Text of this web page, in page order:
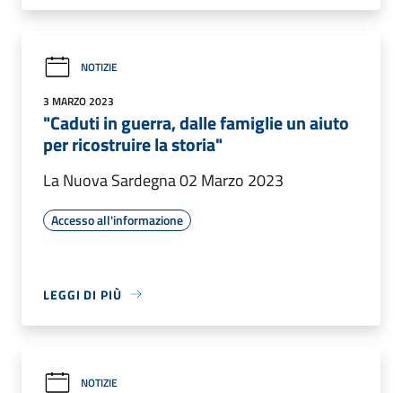
NOTIZIE
3 MARZO 2023
"Caduti in guerra, dalle famiglie un aiuto
per ricostruire la storia"
La Nuova Sardegna 02 Marzo 2023
Accesso all'informazione
LEGGI DI PIÙ
NOTIZIE